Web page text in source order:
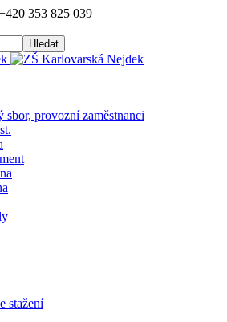
353 825 039
Hledat
sbor, provozní zaměstnanci
stažení